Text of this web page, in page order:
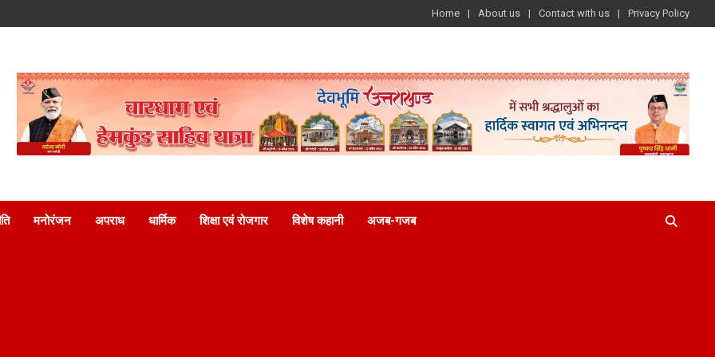
Home About us Contact with us Privacy Policy
मनोरंजन अपराध धार्मिक शिक्षा एवं रोजगार विशेष कहानी अजब-गजब